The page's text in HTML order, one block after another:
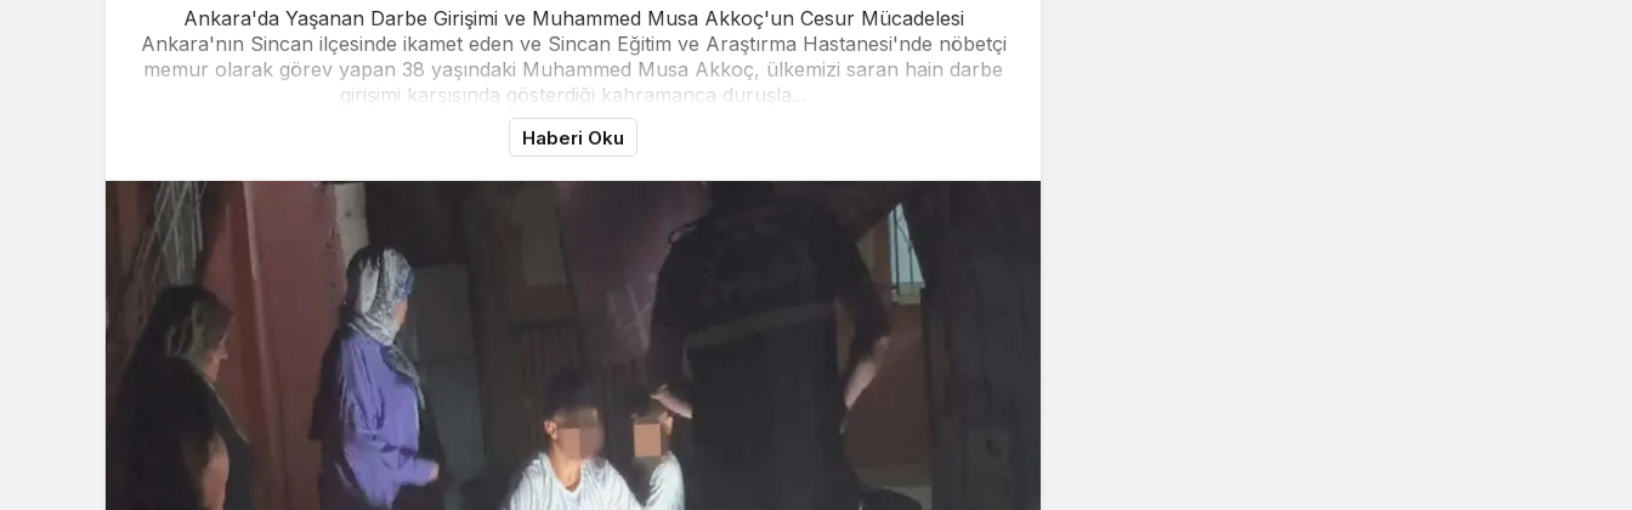
Ankara'da Yaşanan Darbe Girişimi ve Muhammed Musa Akkoç'un Cesur Mücadelesi
Ankara'nın Sincan ilçesinde ikamet eden ve Sincan Eğitim ve Araştırma Hastanesi'nde nöbetçi
memur olarak görev yapan 38 yaşındaki Muhammed Musa Akkoç, ülkemizi saran hain darbe
girişimi karşısında gösterdiği kahramanca duruşla...
Haberi Oku